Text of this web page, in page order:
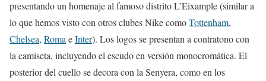
presentando un homenaje al famoso distrito L’Eixample (similar a
lo que hemos visto con otros clubes Nike comoTottenham,
Chelsea, Roma eInter). Los logos se presentan a contratono con
la camiseta, incluyendo el escudo en versión monocromática. El
posterior del cuello se decora con la Senyera, como en los